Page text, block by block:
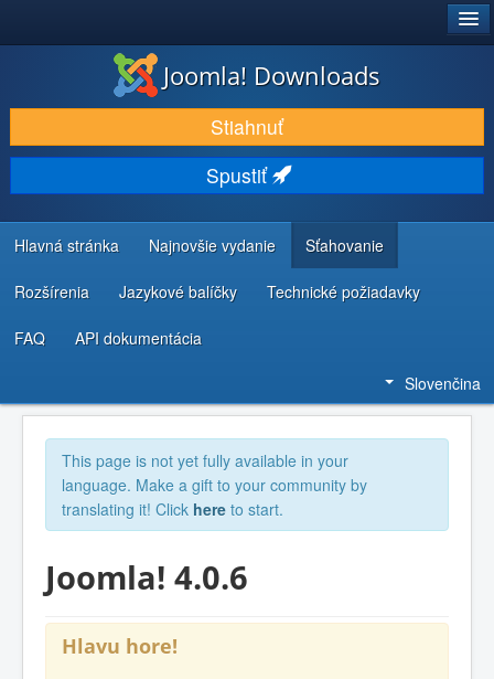
STIAHNUŤ & ROZŠÍRIŤ
OBJAVUJTE & UČTE SA
KOMUNITA & PODPORA
ZDROJE INFORMÁCIÍ PRE VÝVOJÁROV
Joomla! Downloads
Stiahnuť
Spustiť
Hlavná stránka Najnovšie vydanie Sťahovanie
Rozšírenia Jazykové balíčky Technické požiadavky
FAQ API dokumentácia
Slovenčina
This page is not yet fully available in your
language. Make a gift to your community by
translating it! Click here to start.
Joomla! 4.0.6
Hlavu hore!